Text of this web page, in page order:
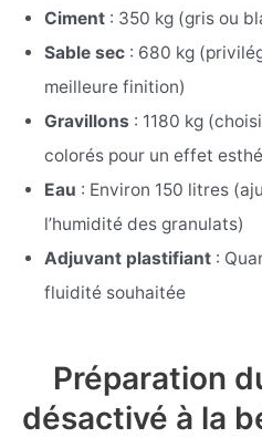
Ciment : 350 kg (gris ou
Sable sec : 680 kg
meilleure finition)
Gravillons : 1180 kg
colorés pour un effet
Eau : Environ 150 litres
l’humidité des granulats)
Adjuvant plastifiant :
fluidité souhaitée
Préparation
désactivé à la